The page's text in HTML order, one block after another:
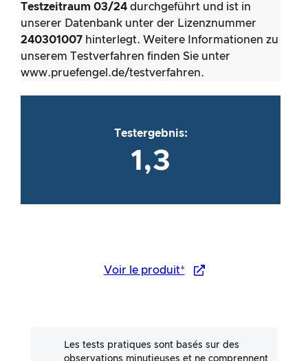
Testzeitraum 03/24 durchgeführt und ist in
unserer Datenbank unter der Lizenznummer
240301007 hinterlegt. Weitere Informationen zu
unserem Testverfahren finden Sie unter
www.pruefengel.de/testverfahren.
Testergebnis:
1,3
Voir le produit*
Les tests pratiques sont basés sur des
observations minutieuses et ne comprennent